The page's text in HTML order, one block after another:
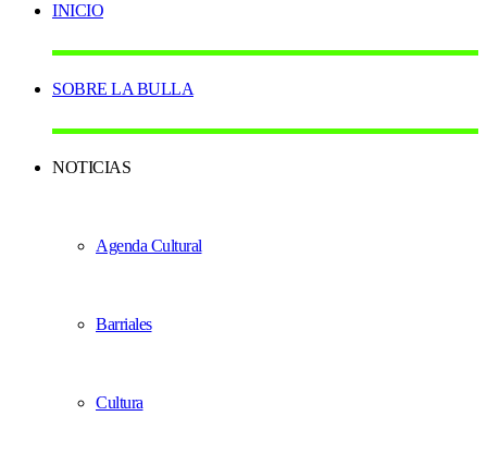
INICIO
SOBRE LA BULLA
NOTICIAS
Agenda Cultural
Barriales
Cultura